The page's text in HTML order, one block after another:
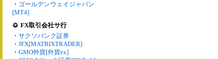
・ ゴールデンウェイジャパン
[MT4]
FX取引会社サ行
・ サクソバンク証券
・ JFX[MATRIXTRADER]
・ GMO外貨[外貨ex]